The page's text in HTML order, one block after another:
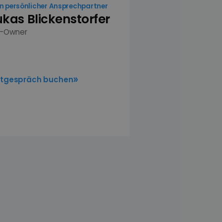
persönlicher Ansprechpartner
Blickenstorfer
Owner
buchen